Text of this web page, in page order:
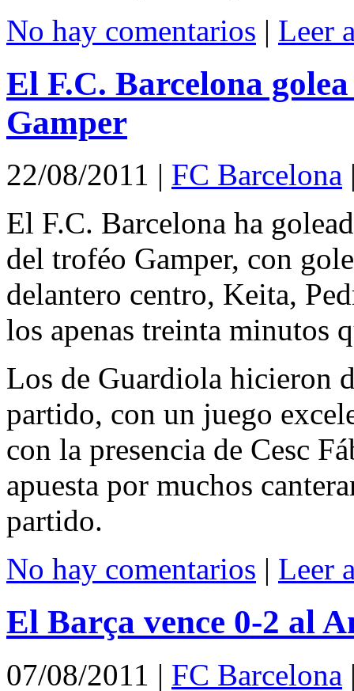
No hay comentarios | Leer
El F.C. Barcelona
Gamper
22/08/2011 | FC Barcelona
El F.C. Barcelona ha
del troféo Gamper, con
delantero centro, Keita,
los apenas treinta minutos
Los de Guardiola hicieron
partido, con un juego
con la presencia de Cesc
apuesta por muchos
partido.
No hay comentarios | Leer
El Barça vence 0-2 al
07/08/2011 | FC Barcelona